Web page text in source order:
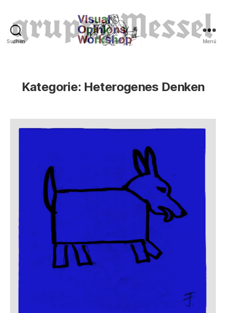
Suchen Menü
Kategorie: Heterogenes Denken